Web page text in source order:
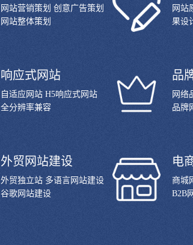
网站营销策划 创意广告策划
网站整体策划
网站
果设
响应式网站
自适应网站 H5响应式网站
全分辨率兼容
品
网络
品牌
外贸网站建设
外贸独立站 多语言网站建设
谷歌网站建设
电
商城
B2B